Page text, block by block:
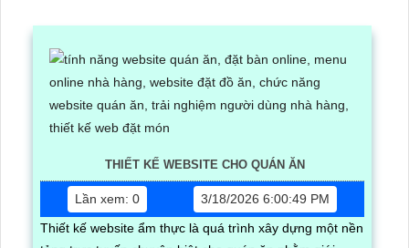
THIẾT KẾ WEBSITE CHO QUÁN ĂN
Lần xem: 0
3/18/2026 6:00:49 PM
Thiết kế website ẩm thực là quá trình xây dựng một nền